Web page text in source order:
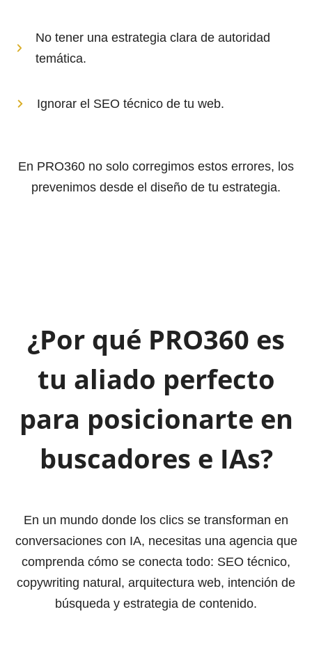
No tener una estrategia clara de autoridad
temática.
Ignorar el SEO técnico de tu web.
En PRO360 no solo corregimos estos errores, los
prevenimos desde el diseño de tu estrategia.
¿Por qué PRO360 es
tu aliado perfecto
para posicionarte en
buscadores e IAs?
En un mundo donde los clics se transforman en
conversaciones con IA, necesitas una agencia que
comprenda cómo se conecta todo: SEO técnico,
copywriting natural, arquitectura web, intención de
búsqueda y estrategia de contenido.